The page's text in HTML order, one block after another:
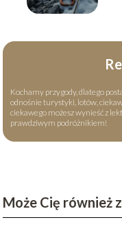
Kochamy przygody, dlatego
odnośnie turystyki, lotów,
ciekawego możesz wynieść z
prawdziwym podróżnikiem!
Może Cię również